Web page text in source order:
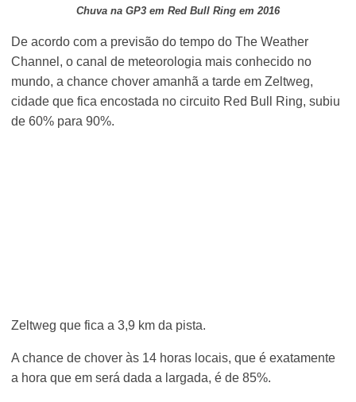
Chuva na GP3 em Red Bull Ring em 2016
De acordo com a previsão do tempo do The Weather
Channel, o canal de meteorologia mais conhecido no
mundo, a chance chover amanhã a tarde em Zeltweg,
cidade que fica encostada no circuito Red Bull Ring, subiu
de 60% para 90%.
Zeltweg que fica a 3,9 km da pista.
A chance de chover às 14 horas locais, que é exatamente
a hora que em será dada a largada, é de 85%.